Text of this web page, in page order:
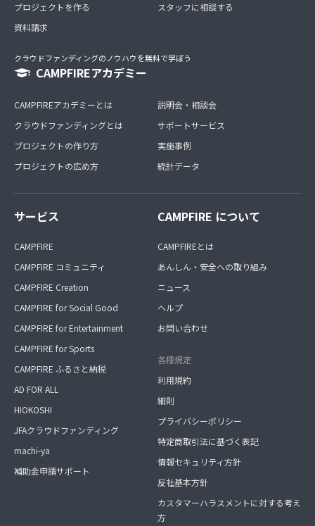
プロジェクトを作る
資料請求
スタッフに相談する
クラウドファンディングのノウハウを無料で学ぼう
CAMPFIREアカデミー
CAMPFIREアカデミーとは
クラウドファンディングとは
プロジェクトの作り方
プロジェクトの広め方
説明会・相談会
サポートサービス
実施事例
統計データ
サービス
CAMPFIRE
CAMPFIRE コミュニティ
CAMPFIRE Creation
CAMPFIRE for Social Good
CAMPFIRE for Entertainment
CAMPFIRE for Sports
CAMPFIRE ふるさと納税
AD FOR ALL
HIOKOSHI
JFAクラウドファンディング
machi-ya
補助金申請サポート
CAMPFIRE について
CAMPFIREとは
あんしん・安全への取り組み
ニュース
ヘルプ
お問い合わせ
各種規定
利用規約
細則
プライバシーポリシー
特定商取引法に基づく表記
情報セキュリティ方針
反社基本方針
カスタマーハラスメントに対する考え
方